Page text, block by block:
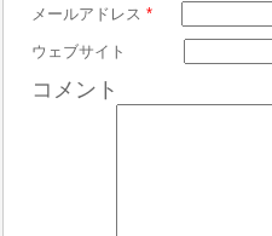
メールアドレス *
ウェブサイト
コメント